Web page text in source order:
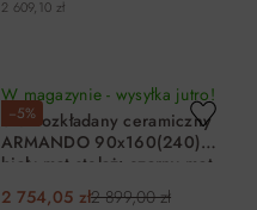
2 609,10 zł
−5%
W magazynie - wysyłka jutro!
Stół rozkładany ceramiczny
ARMANDO 90x160(240)
biały mat stelaż: czarny mat
2 754,05 zł2 899,00 zł